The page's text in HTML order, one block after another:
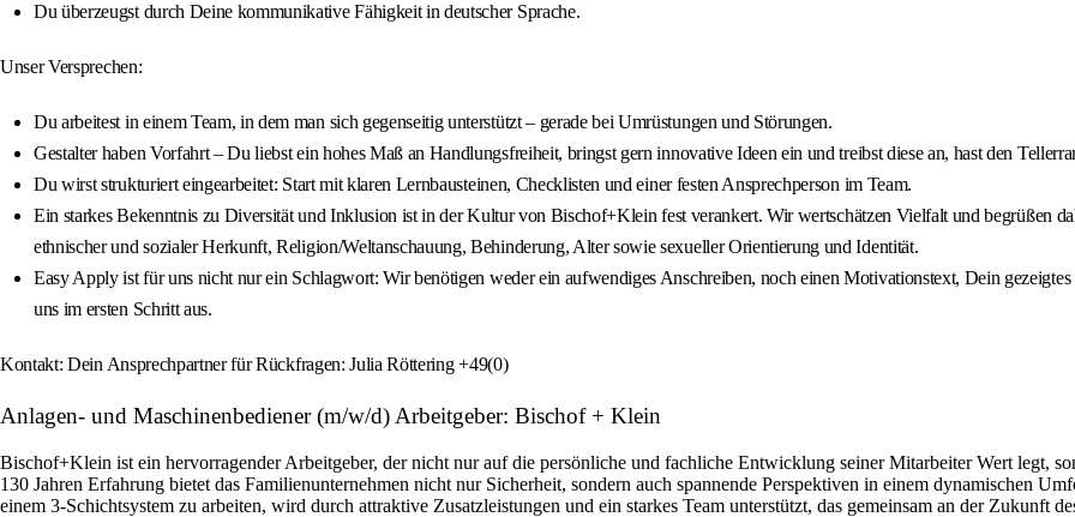
Du überzeugst durch Deine kommunikative Fähigkeit in deutscher Sprache.
Unser Versprechen:
Du arbeitest in einem Team, in dem man sich gegenseitig unterstützt – gerade bei Umrüstungen und Störungen.
Gestalter haben Vorfahrt – Du liebst ein hohes Maß an Handlungsfreiheit, bringst gern innovative Ideen ein und treibst diese an, hast den
Du wirst strukturiert eingearbeitet: Start mit klaren Lernbausteinen, Checklisten und einer festen Ansprechperson im Team.
Ein starkes Bekenntnis zu Diversität und Inklusion ist in der Kultur von Bischof+Klein fest verankert. Wir wertschätzen Vielfalt und begrüßen
ethnischer und sozialer Herkunft, Religion/Weltanschauung, Behinderung, Alter sowie sexueller Orientierung und Identität.
Easy Apply ist für uns nicht nur ein Schlagwort: Wir benötigen weder ein aufwendiges Anschreiben, noch einen Motivationstext, Dein
uns im ersten Schritt aus.
Kontakt: Dein Ansprechpartner für Rückfragen: Julia Röttering +49(0)
Anlagen- und Maschinenbediener (m/w/d) Arbeitgeber: Bischof + Klein
Bischof+Klein ist ein hervorragender Arbeitgeber, der nicht nur auf die persönliche und fachliche Entwicklung seiner Mitarbeiter Wert legt,
130 Jahren Erfahrung bietet das Familienunternehmen nicht nur Sicherheit, sondern auch spannende Perspektiven in einem dynamischen
einem 3-Schichtsystem zu arbeiten, wird durch attraktive Zusatzleistungen und ein starkes Team unterstützt, das gemeinsam an der Zukunft